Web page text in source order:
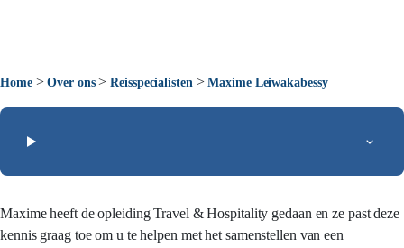
Home>Over ons>Reisspecialisten >Maxime Leiwakabessy
Maxime heeft de opleiding Travel & Hospitality gedaan en ze past deze
kennis graag toe om u te helpen met het samenstellen van een